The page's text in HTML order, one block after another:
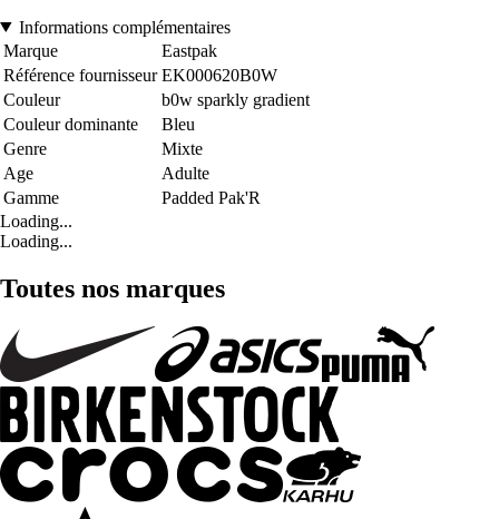
Informations complémentaires
Marque
Eastpak
Référence fournisseur EK000620B0W
Couleur
b0w sparkly gradient
Couleur dominante
Bleu
Genre
Mixte
Age
Adulte
Gamme
Padded Pak'R
Loading...
Loading...
Toutes nos marques